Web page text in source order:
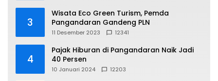
3
Wisata Eco Green Turism, Pemda
Pangandaran Gandeng PLN
11 Desember 2023 12341
4
Pajak Hiburan di Pangandaran Naik Jadi
40 Persen
10 Januari 2024 12203